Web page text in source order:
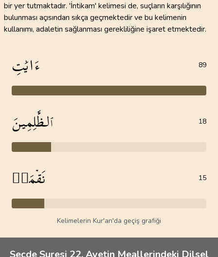
bir yer tutmaktadır. 'İntikam' kelimesi de, suçların karşılığının
bulunması açısından sıkça geçmektedir ve bu kelimenin
kullanımı, adaletin sağlanması gerekliliğine işaret etmektedir.
ءَايَٰتِ 89
ٱلظَّٰلِمِينَ 18
نَقۡمَةٞ 15
Kelimelerin Kur'an'da geçiş grafiği
Secde Suresi 22. Ayetin Meallerindeki Dilsel